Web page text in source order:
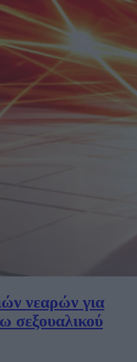
νεαρών για
σεξουαλικού